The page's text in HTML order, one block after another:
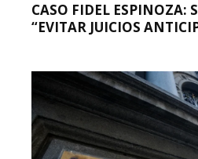
CASO FIDEL ESPINOZA:
“EVITAR JUICIOS